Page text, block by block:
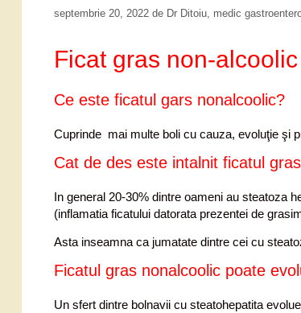
septembrie 20, 2022 de Dr Ditoiu, medic
Ficat gras non-alcoolic
Ce este ficatul gars nonalcoolic?
Cuprinde mai multe boli cu cauza, evoluţie şi
Cat de des este intalnit ficatul
In general 20-30% dintre oameni au steatoza
(inflamatia ficatului datorata prezentei de
Asta inseamna ca jumatate dintre cei cu
Ficatul gras nonalcoolic poate
Un sfert dintre bolnavii cu steatohepatita